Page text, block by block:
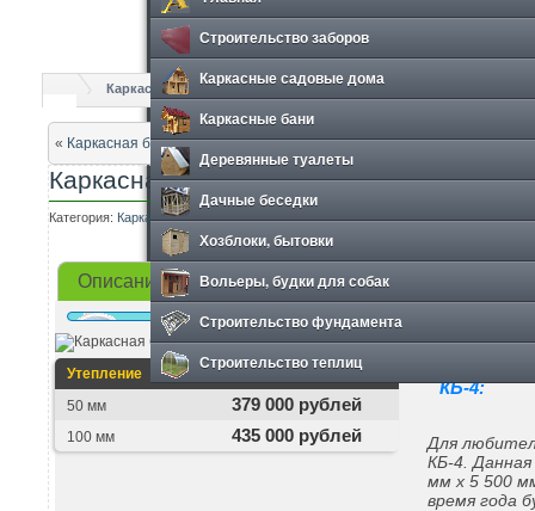
Строительство заборов
Каркасные садовые дома
Каркасные бани
Деревянные туалеты
Дачные беседки
Хозблоки, бытовки
Вольеры, будки для собак
Строительство фундамента
Строительство теплиц
Каркасные бани Каркасная баня КБ-4
« Каркасная баня КБ-3
Каркасная баня КБ-4
Категория: Каркасные бани Просмотров: 736
Описание
Утепление
Цена изделия
50 мм
379 000 рублей
100 мм 435 000 рублей
КБ-4:
Для
КБ-4.
мм х 5 500
время года
Фотографии